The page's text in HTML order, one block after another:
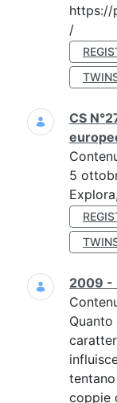
https://
/
CS
5
2009 -
coppie